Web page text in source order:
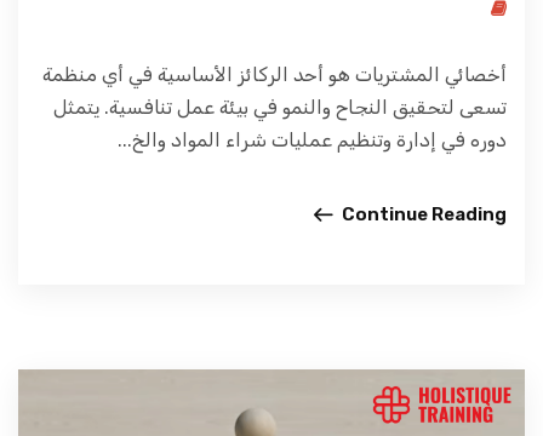
أخصائي المشتريات هو أحد الركائز الأساسية في أي منظمة
تسعى لتحقيق النجاح والنمو في بيئة عمل تنافسية. يتمثل
دوره في إدارة وتنظيم عمليات شراء المواد والخ...
Continue Reading